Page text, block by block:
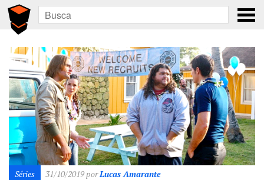
Séries 31/10/2019por Lucas Amarante